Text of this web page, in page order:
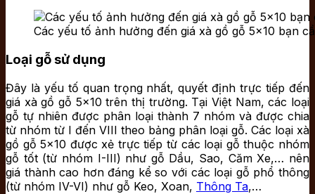
Các yếu tố ảnh hưởng đến giá xà gồ gỗ 5×10 bạn
Loại gỗ sử dụng
Đây là yếu tố quan trọng nhất, quyết định trực tiếp đến
giá xà gồ gỗ 5×10 trên thị trường. Tại Việt Nam, các loại
gỗ tự nhiên được phân loại thành 7 nhóm và được chia
từ nhóm từ I đến VIII theo bảng phân loại gỗ. Các loại xà
gồ gỗ 5×10 được xẻ trực tiếp từ các loại gỗ thuộc nhóm
gỗ tốt (từ nhóm I-III) như gỗ Dầu, Sao, Căm Xe,… nên
giá thành cao hơn đáng kể so với các loại gỗ phổ thông
(từ nhóm IV-VI) như gỗ Keo, Xoan, Thông Ta,…